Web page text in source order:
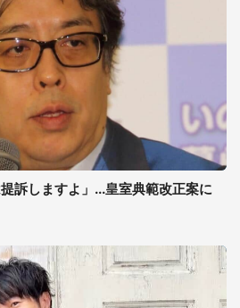
訴しますよ」...皇室典範改正案に